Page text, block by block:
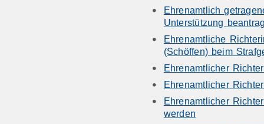
Ehrenamtlich
Unterstützung
Ehrenamtliche
(Schöffen) beim
Ehrenamtlicher
Ehrenamtlicher
Ehrenamtlicher
werden